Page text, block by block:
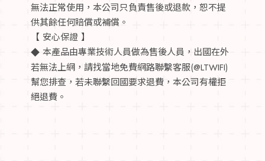
無法正常使用，本公司只負責售後或退款，恕不提
供其餘任何賠償或補償。
【 安心保證 】
◆ 本產品由專業技術人員做為售後人員，出國在外
若無法上網，請找當地免費網路聯繫客服(@LTWIFI)
幫您排查，若未聯繫回國要求退費，本公司有權拒
絕退費。